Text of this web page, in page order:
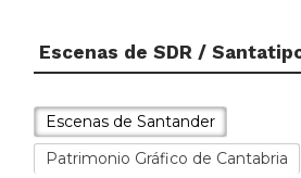
Escenas de SDR /
Escenas de Santander
Patrimonio Gráfico de Cantabria